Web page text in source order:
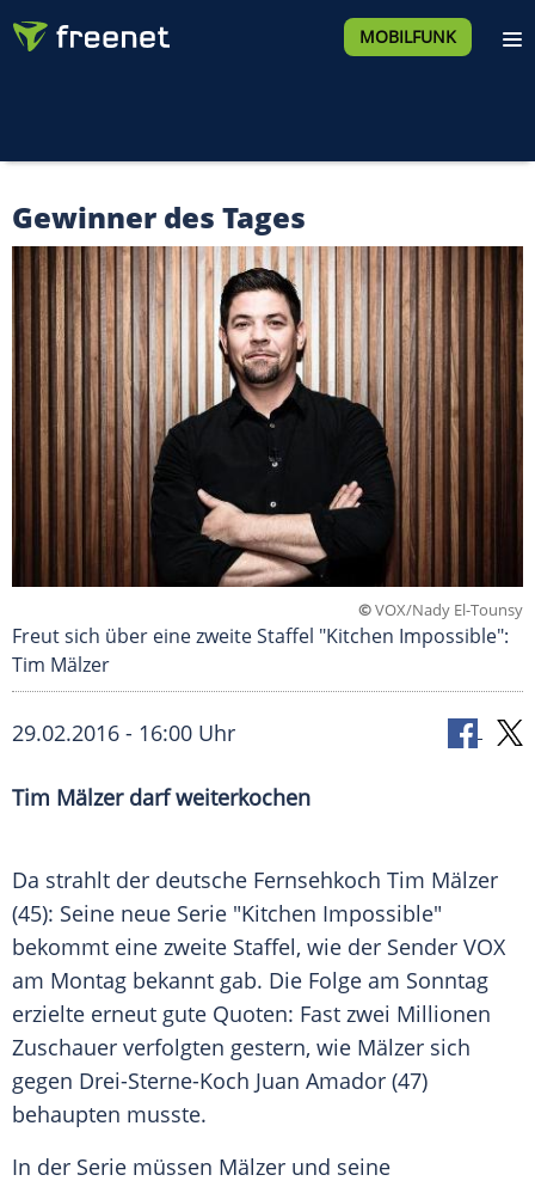
MOBILFUNK
Gewinner des Tages
©VOX/Nady El-Tounsy
Freut sich über eine zweite Staffel "Kitchen Impossible":
Tim Mälzer
29.02.2016 - 16:00 Uhr
Tim Mälzer darf weiterkochen
Da strahlt der deutsche Fernsehkoch Tim Mälzer
(45): Seine neue Serie "Kitchen Impossible"
bekommt eine zweite Staffel, wie der Sender VOX
am Montag bekannt gab. Die Folge am Sonntag
erzielte erneut gute Quoten: Fast zwei Millionen
Zuschauer verfolgten gestern, wie Mälzer sich
gegen Drei-Sterne-Koch Juan Amador (47)
behaupten musste.
In der Serie müssen Mälzer und seine